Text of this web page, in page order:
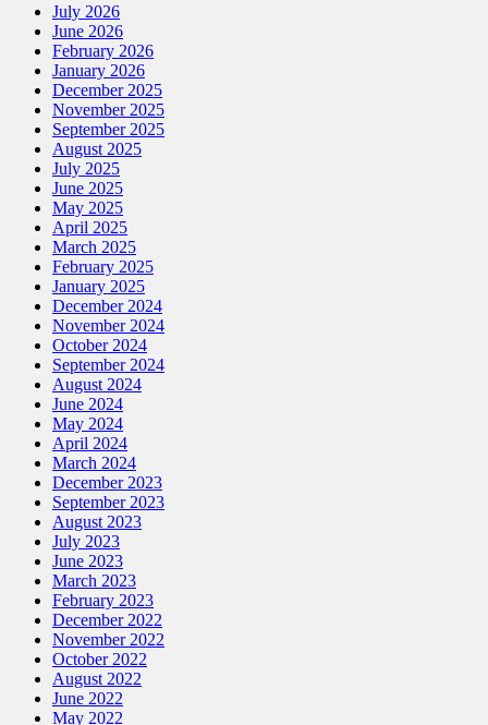
July 2026
June 2026
February 2026
January 2026
December 2025
November 2025
September 2025
August 2025
July 2025
June 2025
May 2025
April 2025
March 2025
February 2025
January 2025
December 2024
November 2024
October 2024
September 2024
August 2024
June 2024
May 2024
April 2024
March 2024
December 2023
September 2023
August 2023
July 2023
June 2023
March 2023
February 2023
December 2022
November 2022
October 2022
August 2022
June 2022
May 2022